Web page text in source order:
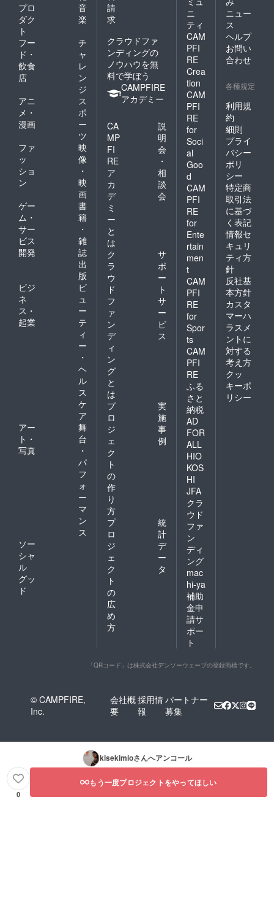
プロ
ダク
ト
音
楽
フー
ド・
飲食
店
チ
ャ
レ
ン
ジ
アニ
メ・
漫画
ス
ポ
ー
ツ
ファ
ッ
ショ
ン
映
像
・
映
画
ゲー
ム・
サー
ビス
開発
書
籍
・
雑
誌
出
版
ビジ
ネ
ス・
起業
ビ
ュ
ー
テ
ィ
ー
・
ヘ
ル
ス
ケ
ア
アー
ト・
写真
舞
台
・
パ
フ
ォ
ー
マ
ン
ス
ソー
シャ
ル
グッ
ド
請
求
クラウドファ
ンディングの
ノウハウを無
料で学ぼう
CAMPFIRE
アカデミー
CA
MP
FI
RE
ア
カ
デ
ミ
ー
と
は
説
明
会
・
相
談
会
ク
ラ
ウ
ド
フ
ァ
ン
デ
ィ
ン
グ
と
は
サ
ポ
ー
ト
サ
ー
ビ
ス
プ
ロ
ジ
ェ
ク
ト
の
作
り
方
実
施
事
例
プ
ロ
ジ
ェ
ク
ト
の
広
め
方
統
計
デ
ー
タ
ニ
ティ
CAM
PFI
RE
Crea
tion
CAM
PFI
RE
for
Soci
al
Goo
d
CAM
PFI
RE
for
Ente
rtain
men
t
CAM
PFI
RE
for
Spor
ts
CAM
PFI
RE
ふる
さと
納税
AD
FOR
ALL
HIO
KOS
HI
JFA
クラ
ウド
ファ
ン
ディ
ング
mac
hi-ya
補助
金申
請サ
ポー
ト
ニュー
ス
ヘルプ
お問い
合わせ
各種規定
利用規
約
細則
プライ
バシー
ポリ
シー
特定商
取引法
に基づ
く表記
情報セ
キュリ
ティ方
針
反社基
本方針
カスタ
マーハ
ラスメ
ントに
対する
考え方
クッ
キーポ
リシー
「QRコード」は株式会社デンソーウェーブの登録商標です。
© CAMPFIRE,
Inc.
会社概
要
採用情
報
パートナー
募集
kisekimioさんへアンコール
0
もう一度プロジェクトをやってほしい